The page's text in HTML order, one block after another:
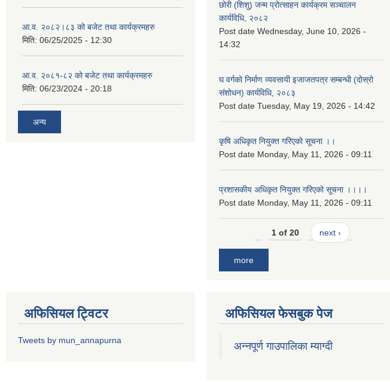
आ.व. २०८२।८३ को बजेट तथा कार्यक्रमहरु
मिति: 06/25/2025 - 12:30
आ.व. २०८१-८२ को बजेट तथा कार्यक्रमहरु
मिति: 06/23/2024 - 20:18
अन्य
छोरी (शिशु) जन्म प्रोत्साहन कार्यक्रम सञ्चालन
कार्यविधि, २०८२
Post date Wednesday, June 10, 2026 -
14:32
घ वर्गको निर्माण व्यवसायी इजाजतपत्र सम्बन्धी (दोस्रो
संशोधन) कार्यविधि, २०८३
Post date Tuesday, May 19, 2026 - 14:42
कृषि अधिकृत नियुक्त गरिएको सूचना ।।
Post date Monday, May 11, 2026 - 09:11
प्रशासकीय अधिकृत नियुक्त गरिएको सूचना ।।।।
Post date Monday, May 11, 2026 - 09:11
1 of 20 next ›
more
अफिसियल ट्विटर
Tweets by mun_annapurna
अफिसियल फेसबुक पेज
अन्नपूर्ण गाउपालिका म्याग्दी